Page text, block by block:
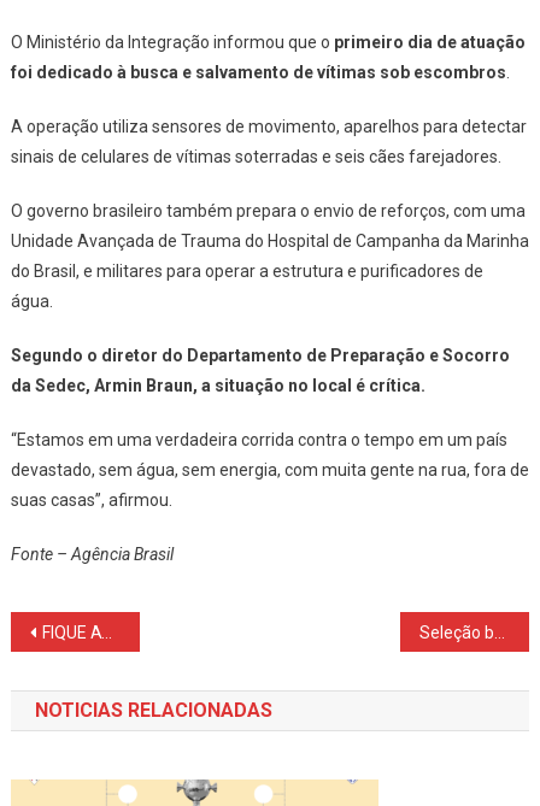
O Ministério da Integração informou que o primeiro dia de atuação
foi dedicado à busca e salvamento de vítimas sob escombros.
A operação utiliza sensores de movimento, aparelhos para detectar
sinais de celulares de vítimas soterradas e seis cães farejadores.
O governo brasileiro também prepara o envio de reforços, com uma
Unidade Avançada de Trauma do Hospital de Campanha da Marinha
do Brasil, e militares para operar a estrutura e purificadores de
água.
Segundo o diretor do Departamento de Preparação e Socorro
da Sedec, Armin Braun, a situação no local é crítica.
“Estamos em uma verdadeira corrida contra o tempo em um país
devastado, sem água, sem energia, com muita gente na rua, fora de
suas casas”, afirmou.
Fonte – Agência Brasil
Navegação
de
Post
FIQUE ATENTO AOS ALERTAS DA DEFESA CIVIL Seleção brasileira faz último treino antes de jogo contra o Japão
NOTICIAS RELACIONADAS